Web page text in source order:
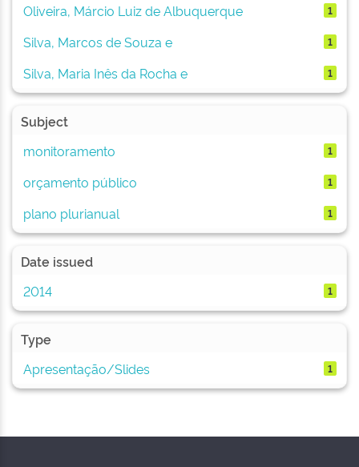
Oliveira, Márcio Luiz de Albuquerque 1
Silva, Marcos de Souza e 1
Silva, Maria Inês da Rocha e 1
Subject
monitoramento
1
orçamento público 1
plano plurianual 1
Date issued
2014
1
Type
Apresentação/Slides
1